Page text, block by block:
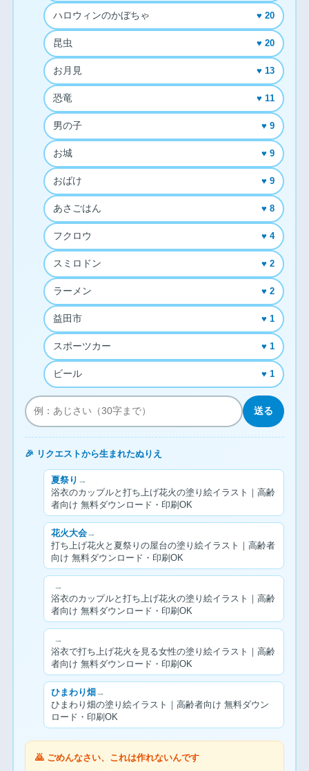
ハロウィンのかぼちゃ ♥ 20
昆虫 ♥ 20
お月見 ♥ 13
恐竜 ♥ 11
男の子 ♥ 9
お城 ♥ 9
おばけ ♥ 9
あさごはん ♥ 8
フクロウ ♥ 4
スミロドン ♥ 2
ラーメン ♥ 2
益田市 ♥ 1
スポーツカー ♥ 1
ビール ♥ 1
送る
🎉 リクエストから生まれたぬりえ
夏祭り →
浴衣のカップルと打ち上げ花火の塗り絵イラスト｜高齢
者向け 無料ダウンロード・印刷OK
花火大会→
打ち上げ花火と夏祭りの屋台の塗り絵イラスト｜高齢者
向け 無料ダウンロード・印刷OK
→
浴衣のカップルと打ち上げ花火の塗り絵イラスト｜高齢
者向け 無料ダウンロード・印刷OK
→
浴衣で打ち上げ花火を見る女性の塗り絵イラスト｜高齢
者向け 無料ダウンロード・印刷OK
ひまわり畑 →
ひまわり畑の塗り絵イラスト｜高齢者向け 無料ダウン
ロード・印刷OK
🙇 ごめんなさい、これは作れないんです